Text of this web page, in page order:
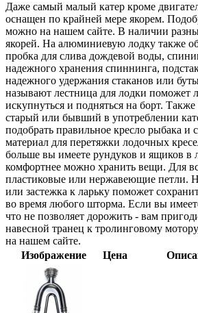
Даже самый малый катер кроме
оснащен по крайней мере якорем.
можно на нашем сайте. В наличии
якорей. На алюминиевую лодку также
пробка для слива дождевой воды,
надежного хранения спиннинга,
надежного удержания стаканов или
называют лестница для лодки поможет
искупнуться и подняться на борт.
старый или бывший в употреблении
подобрать правильное кресло рыбака и
материал для перетяжки лодочных
больше вы имеете рундуков и ящиков в
комфортнее можно хранить вещи. Для
пластиковые или нержавеющие петли.
или застежка к ларьку поможет
во время любого шторма. Если вы
что не позволяет дорожить - вам
навесной транец к тролинговому
на нашем сайте.
Изображение
Цена